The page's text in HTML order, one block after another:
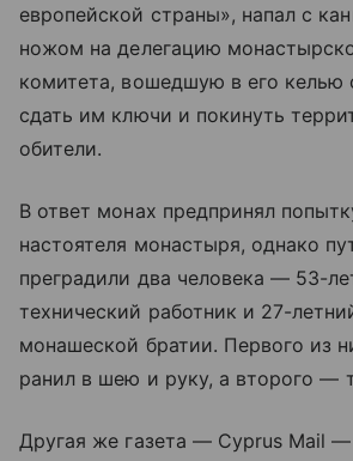
европейской страны», напал с
ножом на делегацию
комитета, вошедшую в его келью
сдать им ключи и покинуть
обители.
В ответ монах предпринял
настоятеля монастыря, однако
преградили два человека — 53-
технический работник и 27-
монашеской братии. Первого из
ранил в шею и руку, а второго —
Другая же газета — Cyprus Mail